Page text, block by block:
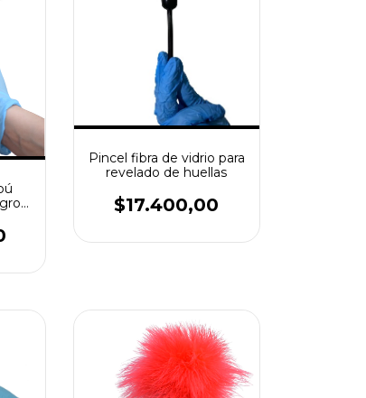
-
Pincel fibra de vidrio para
revelado de huellas
$17.400,00